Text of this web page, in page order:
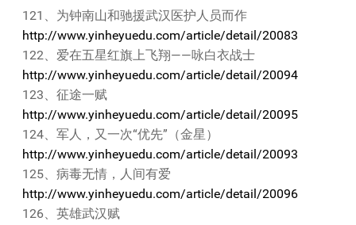
121、为钟南山和驰援武汉医护人员而作
http://www.yinheyuedu.com/article/detail/20083
122、爱在五星红旗上飞翔——咏白衣战士
http://www.yinheyuedu.com/article/detail/20094
123、征途一赋
http://www.yinheyuedu.com/article/detail/20095
124、军人，又一次“优先”（金星）
http://www.yinheyuedu.com/article/detail/20093
125、病毒无情，人间有爱
http://www.yinheyuedu.com/article/detail/20096
126、英雄武汉赋